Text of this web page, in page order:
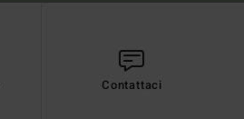
Contattaci